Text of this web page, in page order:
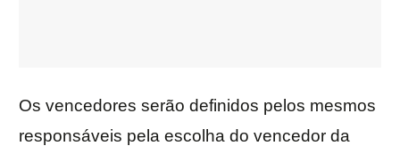
Os vencedores serão definidos pelos mesmos
responsáveis pela escolha do vencedor da